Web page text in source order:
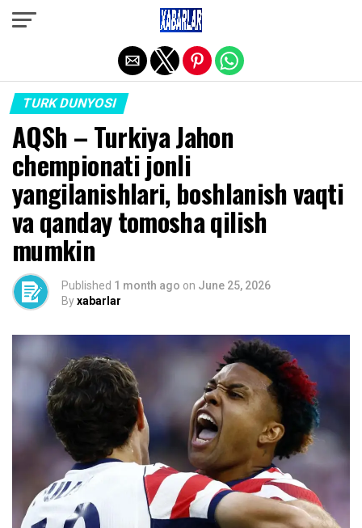
TURK DUNYOSI
AQSh – Turkiya Jahon
chempionati jonli
yangilanishlari, boshlanish vaqti
va qanday tomosha qilish
mumkin
Published 1 month ago on June 25, 2026
Byxabarlar
Exit mobile version